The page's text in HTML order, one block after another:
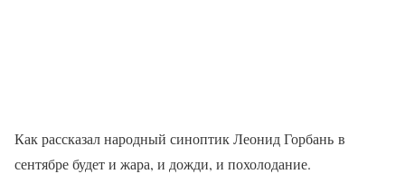
Как рассказал народный синоптик Леонид Горбань в
сентябре будет и жара, и дожди, и похолодание.